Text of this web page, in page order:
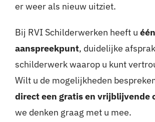
er weer als nieuw uitziet.
Bij RVI Schilderwerken heeft u één
aanspreekpunt, duidelijke
schilderwerk waarop u kunt
Wilt u de mogelijkheden
direct een gratis en vrijblijvende
we denken graag met u mee.